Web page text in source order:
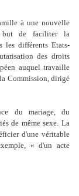
à une nouvelle
but de faciliter la
les différents Etats-
des droits
auquel travaille
Commission, dirigé
du mariage, du
de même sexe. La
d'une véritable
« d'un acte